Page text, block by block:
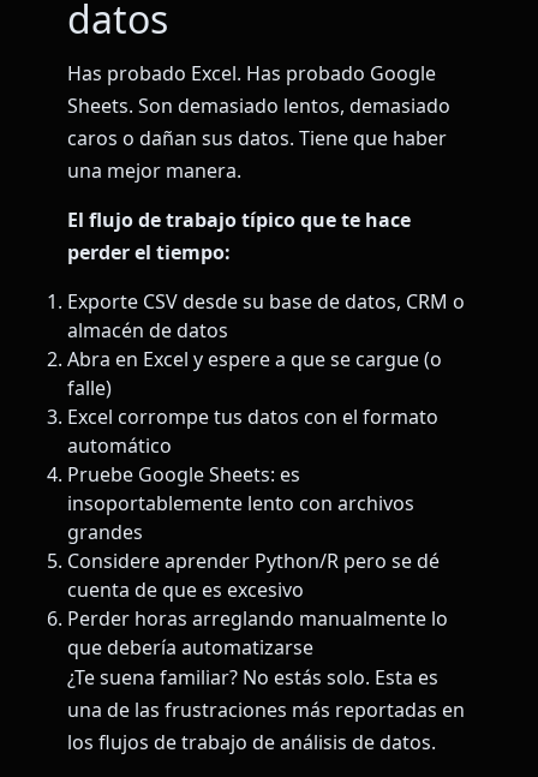
datos
Has probado Excel. Has probado Google
Sheets. Son demasiado lentos, demasiado
caros o dañan sus datos. Tiene que haber
una mejor manera.
El flujo de trabajo típico que te hace
perder el tiempo:
Exporte CSV desde su base de datos, CRM o
almacén de datos
Abra en Excel y espere a que se cargue (o
falle)
Excel corrompe tus datos con el formato
automático
Pruebe Google Sheets: es
insoportablemente lento con archivos
grandes
Considere aprender Python/R pero se dé
cuenta de que es excesivo
Perder horas arreglando manualmente lo
que debería automatizarse
¿Te suena familiar? No estás solo. Esta es
una de las frustraciones más reportadas en
los flujos de trabajo de análisis de datos.